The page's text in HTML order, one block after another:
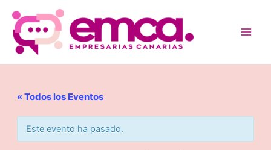
contenido
« Todos los Eventos
Este evento ha pasado.